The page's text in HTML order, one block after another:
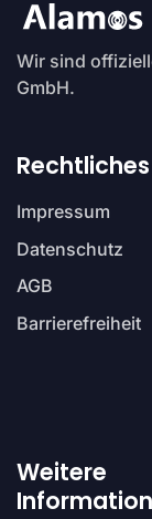
Wir sind
GmbH.
Rechtliches
Impressum
Datenschutz
AGB
Barrierefreiheit
Weitere